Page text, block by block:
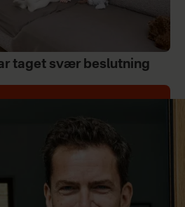
taget svær beslutning